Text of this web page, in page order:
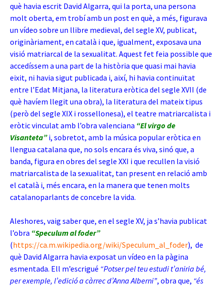
què havia escrit David Algarra, qui la porta, una persona
molt oberta, em trobí amb un post en què, a més, figurava
un vídeo sobre un llibre medieval, del segle XV, publicat,
originàriament, en català i que, igualment, exposava una
visió matriarcal de la sexualitat. Aquest fet feia possible que
accedíssem a una part de la història que quasi mai havia
eixit, ni havia sigut publicada i, així, hi havia continuïtat
entre l’Edat Mitjana, la literatura eròtica del segle XVII (de
què havíem llegit una obra), la literatura del mateix tipus
(però del segle XIX i rossellonesa), el teatre matriarcalista i
eròtic vinculat amb l’obra valenciana “El virgo de
Visanteta” i, sobretot, amb la música popular eròtica en
llengua catalana que, no sols encara és viva, sinó que, a
banda, figura en obres del segle XXI i que recullen la visió
matriarcalista de la sexualitat, tan present en relació amb
el català i, més encara, en la manera que tenen molts
catalanoparlants de concebre la vida.
Aleshores, vaig saber que, en el segle XV, ja s’havia publicat
l’obra “Speculum al foder”
(https://ca.m.wikipedia.org/wiki/Speculum_al_foder), de
què David Algarra havia exposat un vídeo en la pàgina
esmentada. Ell m’escrigué “Potser pel teu estudi t’aniria bé,
per exemple, l’edició a càrrec d’Anna Alberni”, obra que, “és